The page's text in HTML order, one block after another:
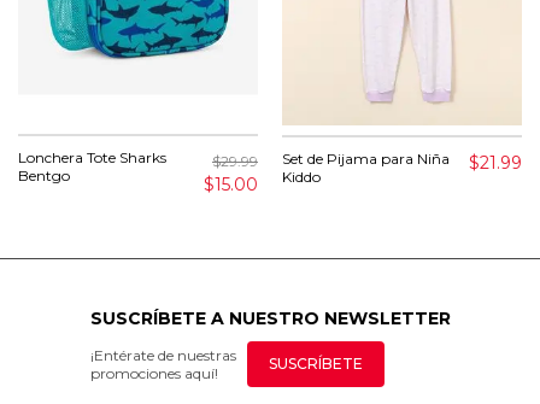
Lonchera Tote Sharks
Bentgo
$29.99
$15.00
Set de Pijama para Niña
Kiddo
$21.99
SUSCRÍBETE A NUESTRO NEWSLETTER
¡Entérate de nuestras
promociones aquí!
SUSCRÍBETE